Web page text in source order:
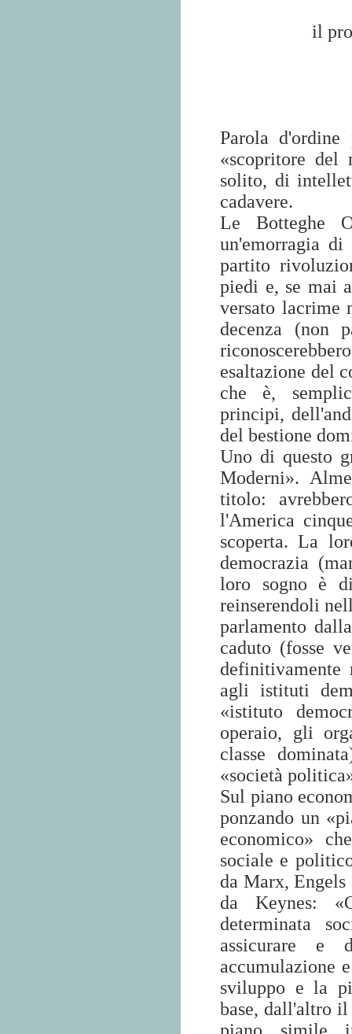
il
Parola
«scopritore del
solito, di
cadavere.
Le Botteghe
un'emorragia
partito
piedi e, se mai
versato lacrime
decenza (non
esaltazione del
che è,
principi,
del bestione
Uno di questo
Moderni».
titolo:
l'America
scoperta. La
democrazia
loro sogno è
reinserendoli
parlamento
caduto (fosse
definitivamente
agli istituti
«istituto
operaio, gli
classe
«società
Sul piano
ponzando un
economico»
sociale e
da Marx,
da Keynes:
determinata
assicurare e
accumulazione
sviluppo e la
base, dall'altro il